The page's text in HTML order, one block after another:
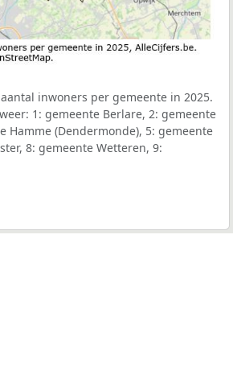
inwoners per gemeente in 2025.
1: gemeente Berlare, 2: gemeente
Hamme (Dendermonde), 5: gemeente
8: gemeente Wetteren, 9: